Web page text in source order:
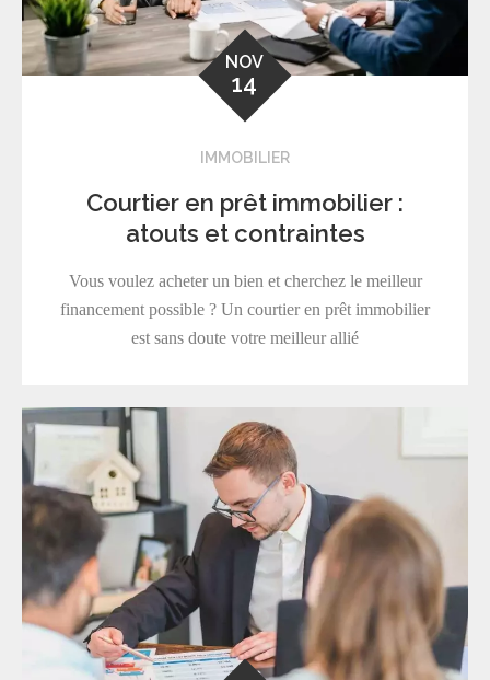
NOV
14
IMMOBILIER
Courtier en prêt immobilier :
atouts et contraintes
Vous voulez acheter un bien et cherchez le meilleur
financement possible ? Un courtier en prêt immobilier
est sans doute votre meilleur allié